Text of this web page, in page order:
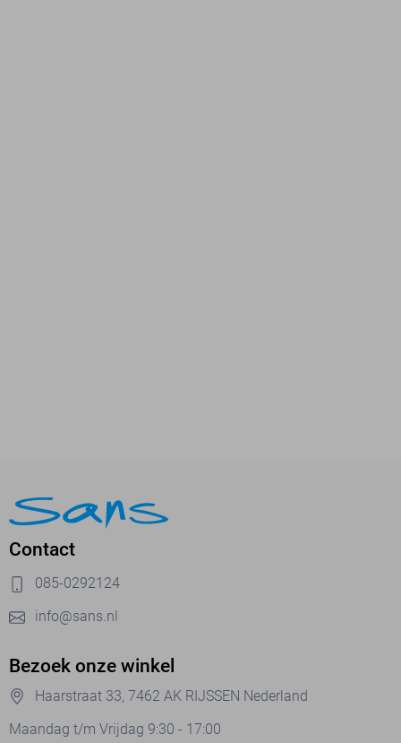
Contact
085-0292124
info@sans.nl
Bezoek onze winkel
Haarstraat 33, 7462 AK RIJSSEN Nederland
Maandag t/m Vrijdag 9:30 - 17:00